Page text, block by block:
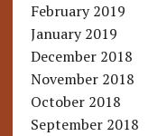
February 2019
January 2019
December 2018
November 2018
October 2018
September 2018